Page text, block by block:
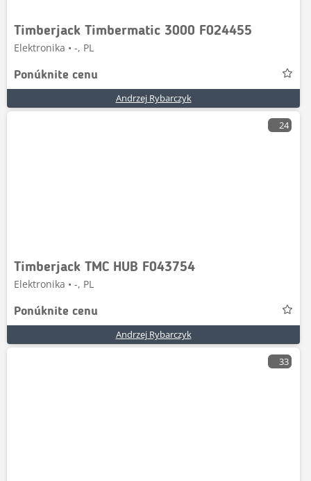
Timberjack Timbermatic 3000 F024455
Elektronika • -, PL
Ponúknite cenu
Andrzej Rybarczyk
24
Timberjack TMC HUB F043754
Elektronika • -, PL
Ponúknite cenu
Andrzej Rybarczyk
33